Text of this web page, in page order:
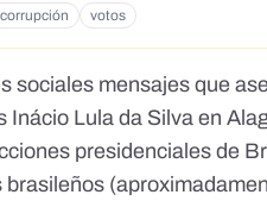
corrupción votos
sociales mensajes que
Inácio Lula da Silva en
presidenciales de
brasileños